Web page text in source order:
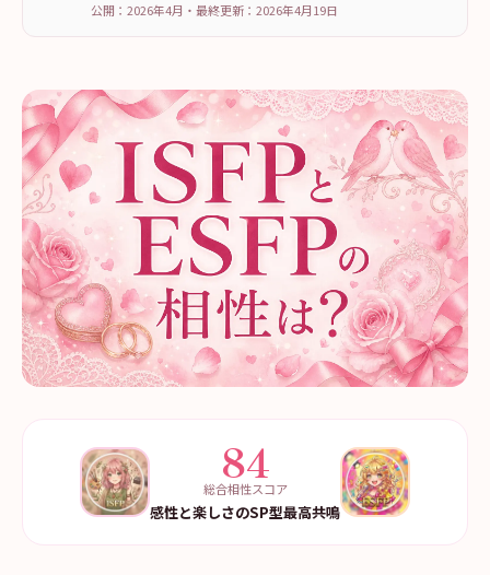
公開：2026年4月 ・ 最終更新： 2026年4月19日
84
総合相性スコア
感性と楽しさのSP型最高共鳴